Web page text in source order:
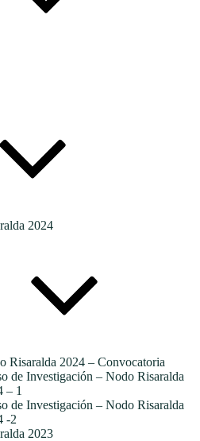
2024
Risaralda 2024 – Convocatoria
de Investigación – Nodo Risaralda
– 1
de Investigación – Nodo Risaralda
-2
2023